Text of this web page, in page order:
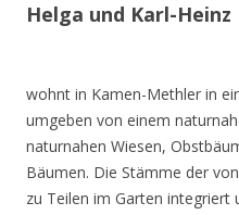
Helga und Karl-
wohnt in Kamen-Methler in
umgeben von einem
naturnahen Wiesen,
Bäumen. Die Stämme der
zu Teilen im Garten integriert